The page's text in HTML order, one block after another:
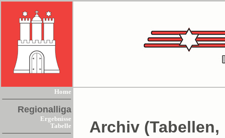
Home
Regionalliga
Ergebnisse
Tabelle
Archiv